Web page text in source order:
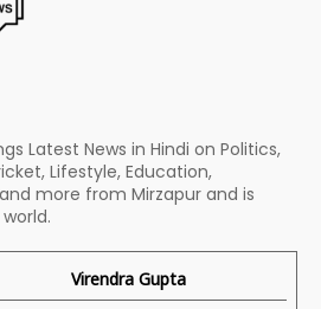
Latest News in Hindi on Politics,
Lifestyle, Education,
more from Mirzapur and is
Virendra Gupta